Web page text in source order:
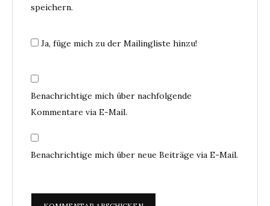
speichern.
Ja, füge mich zu der Mailingliste hinzu!
Benachrichtige mich über nachfolgende
Kommentare via E-Mail.
Benachrichtige mich über neue Beiträge via E-Mail.